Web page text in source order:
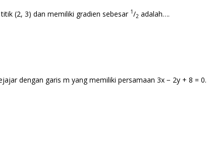
(2, 3) dan memiliki gradien sebesar 1/2 adalah….
dengan garis m yang memiliki persamaan 3x − 2y + 8 = 0.